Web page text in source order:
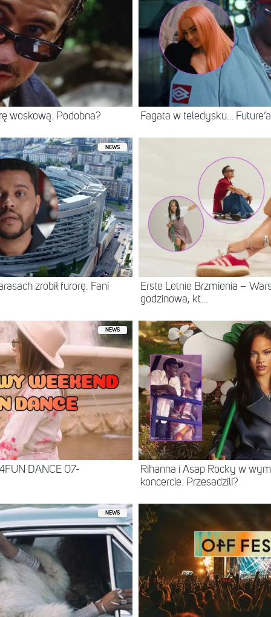
woskową. Podobna? Fagata w teledysku…
NEWS
zrobił furorę. Fani
Erste Letnie Brzmienia –
godzinowa, kt...
NEWS
DANCE 07-
Rihanna i Asap Rocky w
koncercie. Przesadzili?
NEWS